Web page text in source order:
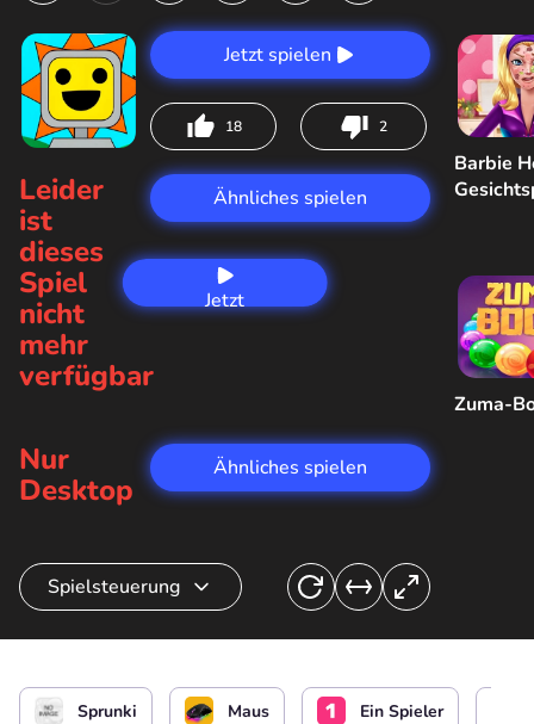
Jetzt
Jetzt spielen
18 2
Leider
ist
dieses
Spiel
nicht
mehr
verfügbar
Ähnliches spielen
Nur
Desktop
Ähnliches spielen
Barbie
Zuma-
Spielsteuerung
Musik machen oder
Sprunki Maus Ein Spieler